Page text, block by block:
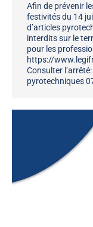
Afin de prévenir
festivités du 14
d’articles
interdits sur le
pour les
https://
Consulter
pyrotechniques